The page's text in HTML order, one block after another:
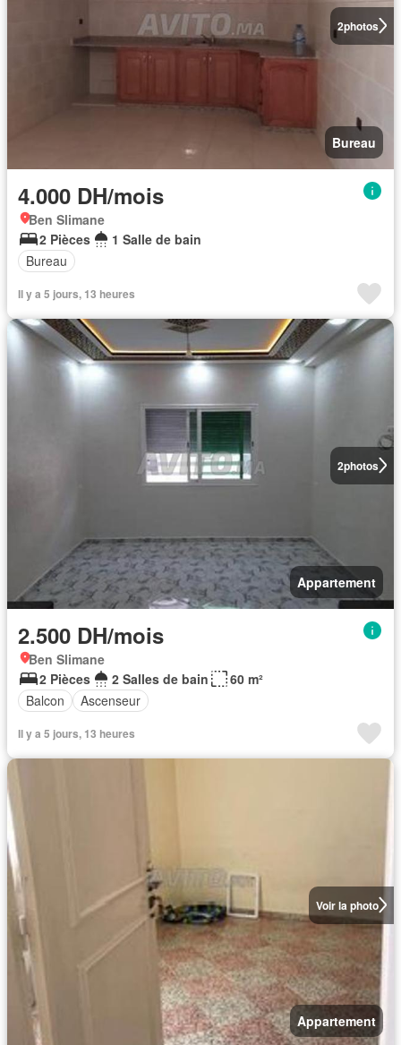
2photos
Bureau
4.000 DH/mois
Ben Slimane
2 Pièces
1 Salle de bain
Bureau
Il y a 5 jours, 13 heures
2photos
Appartement
2.500 DH/mois
Ben Slimane
2 Pièces
2 Salles de bain
60 m²
Balcon
Ascenseur
Il y a 5 jours, 13 heures
Voir la photo
Appartement